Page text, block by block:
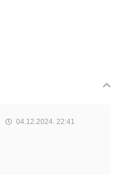
04.12.2024. 22:41